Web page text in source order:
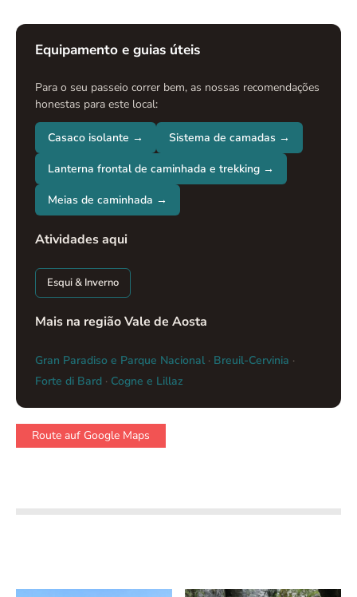
Equipamento e guias úteis
Para o seu passeio correr bem, as nossas recomendações
honestas para este local:
Casaco isolante → Sistema de camadas →
Lanterna frontal de caminhada e trekking →
Meias de caminhada →
Atividades aqui
Esqui & Inverno
Mais na região Vale de Aosta
Gran Paradiso e Parque Nacional · Breuil-Cervinia ·
Forte di Bard · Cogne e Lillaz
Route auf Google Maps